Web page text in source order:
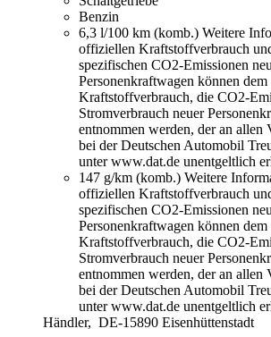
Benzin
6,3 l/100 km (komb.) Weitere
offiziellen Kraftstoffverbrauch
spezifischen CO2-Emissionen
Personenkraftwagen können
Kraftstoffverbrauch, die CO2-
Stromverbrauch neuer
entnommen werden, der an allen
bei der Deutschen Automobil
unter www.dat.de unentgeltlich
147 g/km (komb.) Weitere
offiziellen Kraftstoffverbrauch
spezifischen CO2-Emissionen
Personenkraftwagen können
Kraftstoffverbrauch, die CO2-
Stromverbrauch neuer
entnommen werden, der an allen
bei der Deutschen Automobil
unter www.dat.de unentgeltlich
Händler, DE-15890 Eisenhüttenstadt